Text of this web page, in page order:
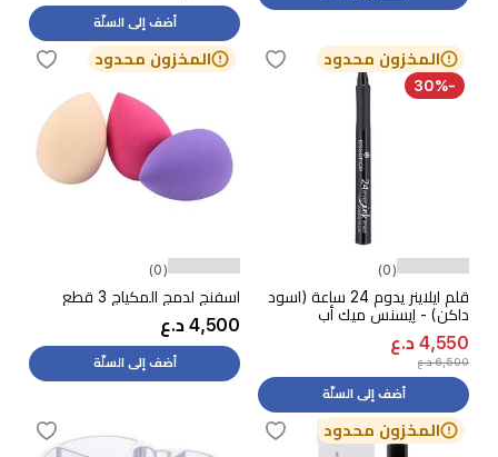
أضف إلى السلّة
المخزون محدود
-30%
(0)
قلم ايلاينر يدوم 24 ساعة (اسود
داكن) - إيسنس ميك أب
4,550 د.ع
6,500 د.ع
أضف إلى السلّة
المخزون محدود
(0)
اسفنج لدمج المكياج 3 قطع
4,500 د.ع
أضف إلى السلّة
المخزون محدود